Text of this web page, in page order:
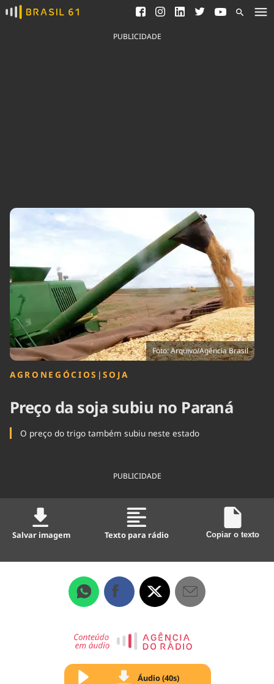
Ver todas as notícias
Saneamento
Indicadores
Agronegócios
Ciência &
Tecnologia
Cinema
Comportamento
Educação
Infraestrutura
Internacional
Meio Ambiente
Podcast
Política
PUBLICIDADE
Foto: Arquivo/Agência Brasil
AGRONEGÓCIOS |SOJA
Preço da soja subiu no Paraná
O preço do trigo também subiu neste estado
PUBLICIDADE
Salvar imagem Texto para rádio Copiar o texto
Áudio (40s)